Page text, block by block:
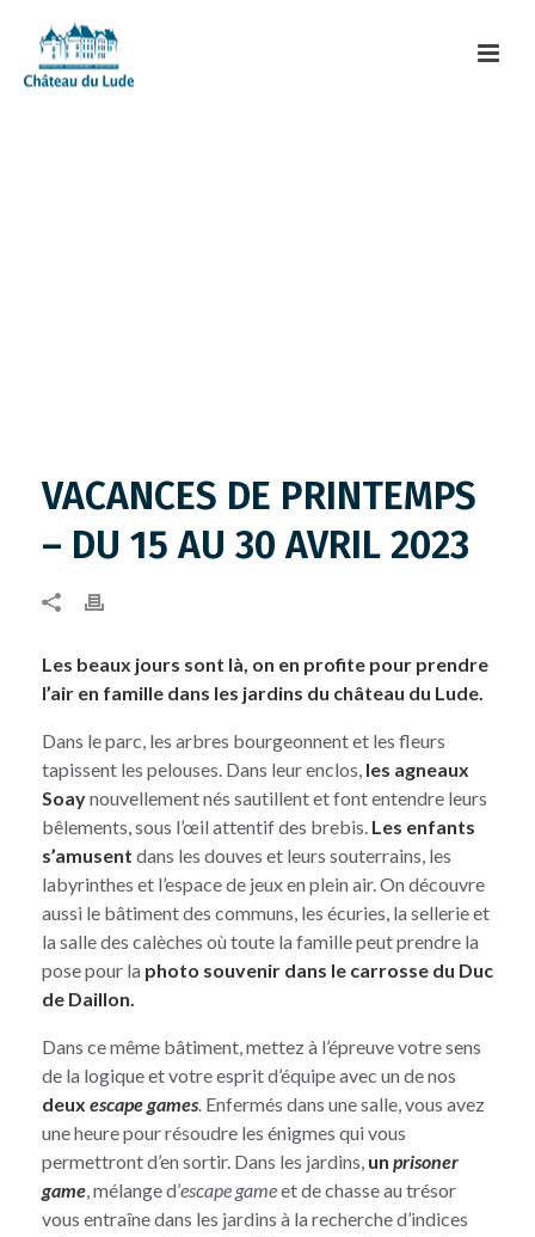
VACANCES DE PRINTEMPS
– DU 15 AU 30 AVRIL 2023
Les beaux jours sont là, on en profite pour prendre
l’air en famille dans les jardins du château du Lude.
Dans le parc, les arbres bourgeonnent et les fleurs
tapissent les pelouses. Dans leur enclos, les agneaux
Soaynouvellement nés sautillent et font entendre leurs
bêlements, sous l’œil attentif des brebis. Les enfants
s’amusent dans les douves et leurs souterrains, les
labyrinthes et l’espace de jeux en plein air. On découvre
aussi le bâtiment des communs, les écuries, la sellerie et
la salle des calèches où toute la famille peut prendre la
pose pour la photo souvenir dans le carrosse du Duc
de Daillon.
Dans ce même bâtiment, mettez à l’épreuve votre sens
de la logique et votre esprit d’équipe avec un de nos
deux escape games Enfermés dans une salle, vous avez
une heure pour résoudre les énigmes qui vous
permettront d’en sortir. Dans les jardins, un prisoner
game , mélange d’escape gameet de chasse au trésor
vous entraîne dans les jardins à la recherche d’indices